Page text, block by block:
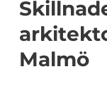
Malmö